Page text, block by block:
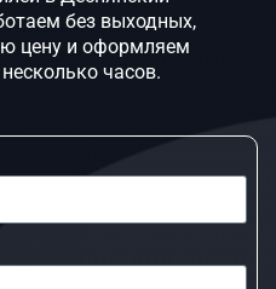
без выходных,
цену и оформляем
часов.